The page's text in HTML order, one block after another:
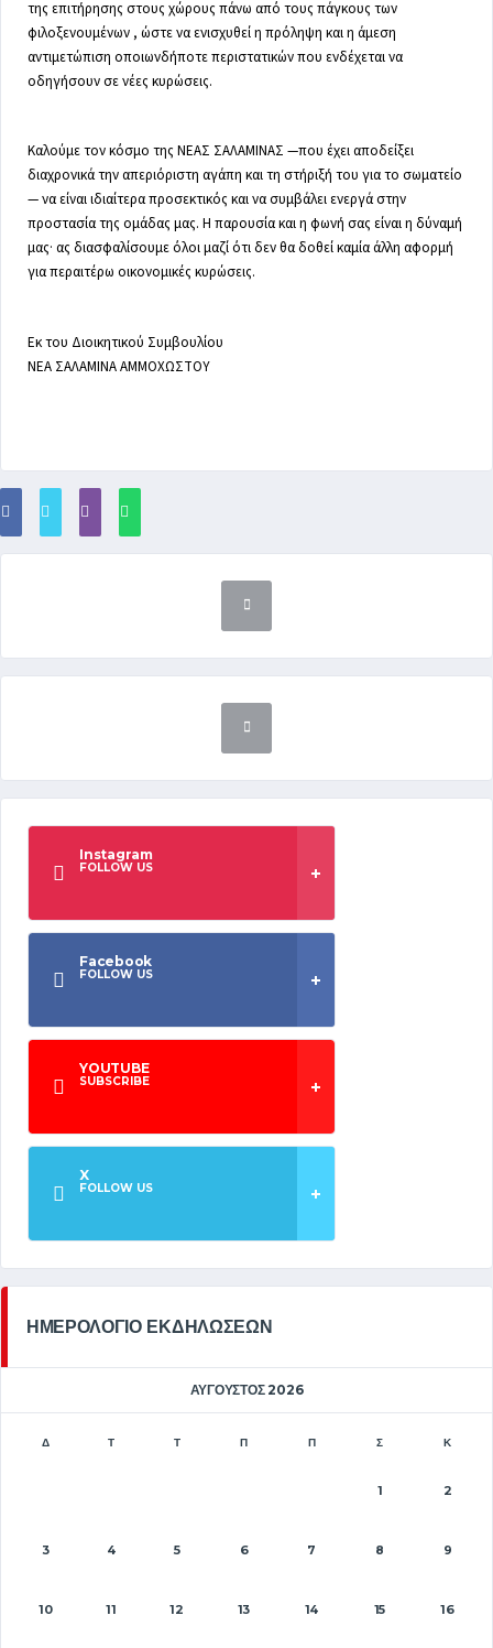
της επιτήρησης στους χώρους πάνω από τους πάγκους των
φιλοξενουμένων , ώστε να ενισχυθεί η πρόληψη και η άμεση
αντιμετώπιση οποιωνδήποτε περιστατικών που ενδέχεται να
οδηγήσουν σε νέες κυρώσεις.
Καλούμε τον κόσμο της ΝΕΑΣ ΣΑΛΑΜΙΝΑΣ —που έχει αποδείξει
διαχρονικά την απεριόριστη αγάπη και τη στήριξή του για το σωματείο
— να είναι ιδιαίτερα προσεκτικός και να συμβάλει ενεργά στην
προστασία της ομάδας μας. Η παρουσία και η φωνή σας είναι η δύναμή
μας· ας διασφαλίσουμε όλοι μαζί ότι δεν θα δοθεί καμία άλλη αφορμή
για περαιτέρω οικονομικές κυρώσεις.
Εκ του Διοικητικού Συμβουλίου
ΝΕΑ ΣΑΛΑΜΙΝΑ ΑΜΜΟΧΩΣΤΟΥ
Instagram
FOLLOW US
Facebook
FOLLOW US
YOUTUBE
SUBSCRIBE
X
FOLLOW US
ΗΜΕΡΟΛΟΓΙΟ ΕΚΔΗΛΩΣΕΩΝ
ΑΎΓΟΥΣΤΟΣ 2026
Δ Τ Τ Π Π Σ Κ
1 2
3 4 5 6 7 8 9
10 11 12 13 14 15 16